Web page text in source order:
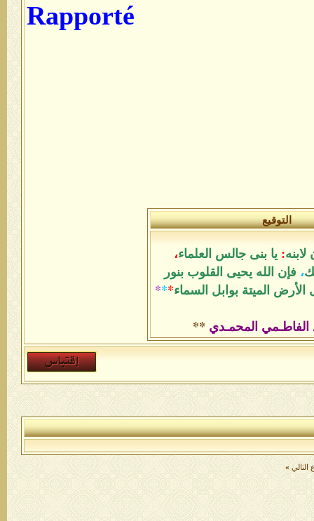
Rapporté
التوقيع
: يا بنى جالس العلماء،
، فإن الله يحيى القلوب بنور
الميتة بوابل السماء*
*
*
الفاطـمي المحمـدي **
التالي »